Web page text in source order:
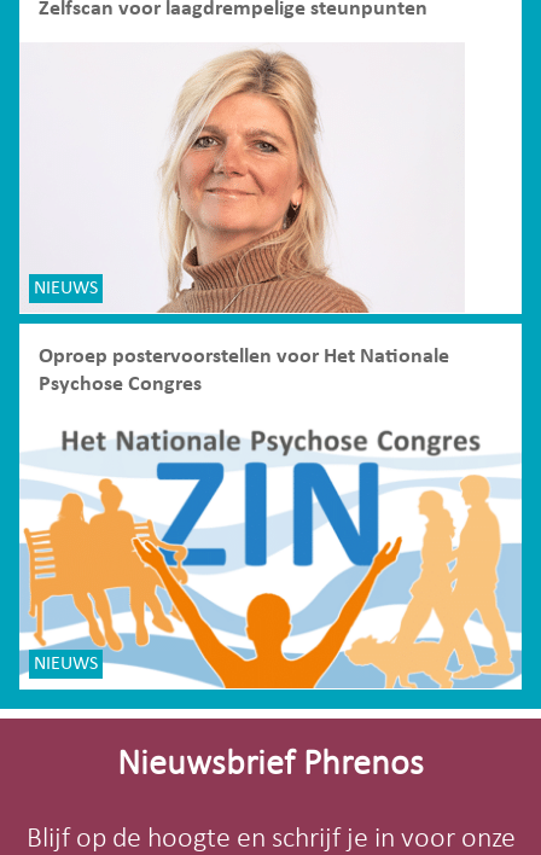
Zelfscan voor laagdrempelige steunpunten
NIEUWS
Oproep postervoorstellen voor Het Nationale
Psychose Congres
NIEUWS
Site-
Nieuwsbrief Phrenos
Blijf op de hoogte en schrijf je in voor onze